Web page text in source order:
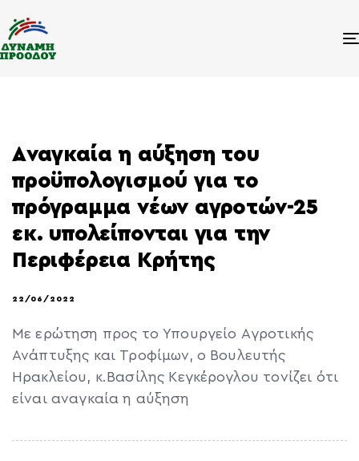
Aναγκαία η αύξηση του
προϋπολογισμού για το
πρόγραμμα νέων αγροτών-25
εκ. υπολείπονται για την
Περιφέρεια Κρήτης
22/06/2022
Mε ερώτηση προς το Υπουργείο Aγροτικής
Ανάπτυξης και Τροφίμων, ο Βουλευτής
Ηρακλείου, κ.Βασίλης Κεγκέρογλου τονίζει ότι
είναι αναγκαία η αύξηση